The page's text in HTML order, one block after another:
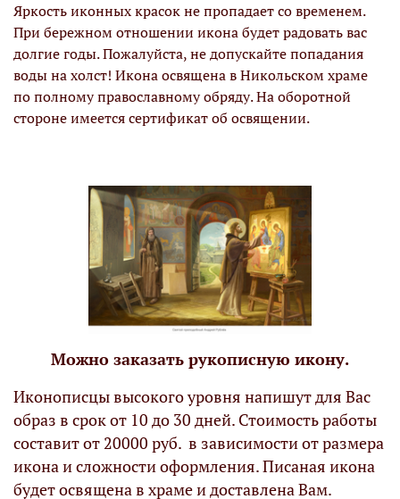
Яркость иконных красок не пропадает со временем.
При бережном отношении икона будет радовать вас
долгие годы. Пожалуйста, не допускайте попадания
воды на холст! Икона освящена в Никольском храме
по полному православному обряду. На оборотной
стороне имеется сертификат об освящении.
Можно заказать рукописную икону.
Иконописцы высокого уровня напишут для Вас
образ в срок от 10 до 30 дней. Стоимость работы
составит от 20000 руб. в зависимости от размера
икона и сложности оформления. Писаная икона
будет освящена в храме и доставлена Вам.